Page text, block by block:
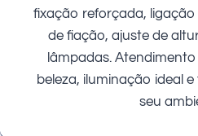
fixação reforçada,
de fiação, ajuste de
lâmpadas.
beleza, iluminação ideal
seu